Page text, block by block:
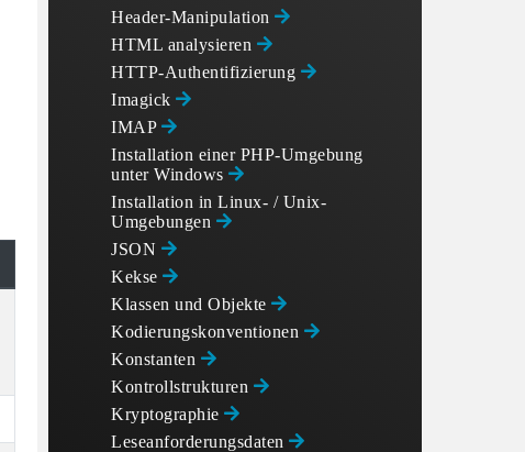
Header-Manipulation
HTML analysieren
HTTP-Authentifizierung
Imagick
IMAP
Installation einer PHP-Umgebung
unter Windows
Installation in Linux- / Unix-
Umgebungen
JSON
Kekse
Klassen und Objekte
Kodierungskonventionen
Konstanten
Kontrollstrukturen
Kryptographie
Leseanforderungsdaten